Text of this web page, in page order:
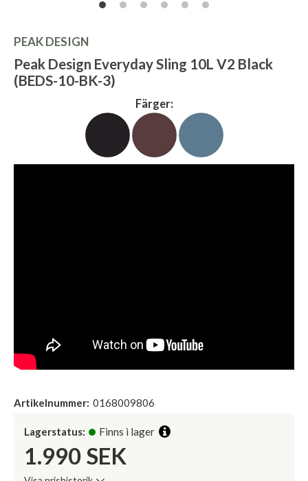
PEAK DESIGN
Peak Design Everyday Sling 10L V2 Black
(BEDS-10-BK-3)
Färger:
Artikelnummer: 0168009806
Lagerstatus: Finns i lager
1.990 SEK